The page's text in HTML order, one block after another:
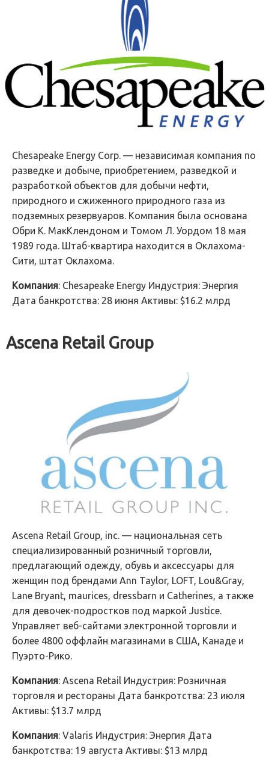
Chesapeake Energy Corp. — независимая компания по
разведке и добыче, приобретением, разведкой и
разработкой объектов для добычи нефти,
природного и сжиженного природного газа из
подземных резервуаров. Компания была основана
Обри К. МакКлендоном и Томом Л. Уордом 18 мая
1989 года. Штаб-квартира находится в Оклахома-
Сити, штат Оклахома.
Компания: Chesapeake Energy Индустрия: Энергия
Дата банкротства: 28 июня Активы: $16.2 млрд
Ascena Retail Group
Ascena Retail Group, inc. — национальная сеть
специализированный розничный торговли,
предлагающий одежду, обувь и аксессуары для
женщин под брендами Ann Taylor, LOFT, Lou&Gray,
Lane Bryant, maurices, dressbarn и Catherines, а также
для девочек-подростков под маркой Justice.
Управляет веб-сайтами электронной торговли и
более 4800 оффлайн магазинами в США, Канаде и
Пуэрто-Рико.
Компания: Ascena Retail Индустрия: Розничная
торговля и рестораны Дата банкротства: 23 июля
Активы: $13.7 млрд
Компания: Valaris Индустрия: Энергия Дата
банкротства: 19 августа Активы: $13 млрд